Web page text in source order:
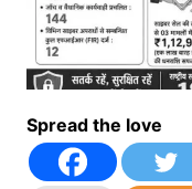
Spread the love